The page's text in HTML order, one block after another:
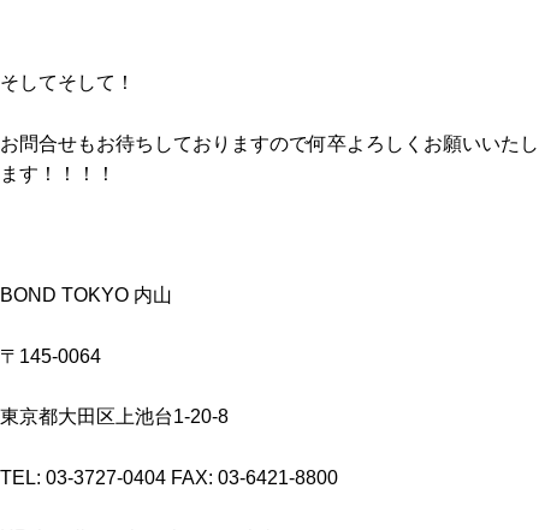
そしてそして！
お問合せもお待ちしておりますので何卒よろしくお願いいたし
ます！！！！
BOND TOKYO 内山
〒145-0064
東京都大田区上池台1-20-8
TEL: 03-3727-0404 FAX: 03-6421-8800